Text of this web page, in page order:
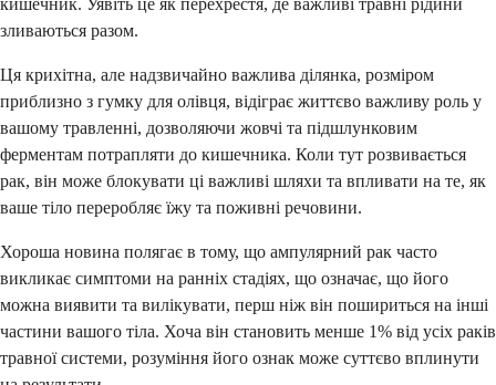
кишечник. Уявіть це як перехрестя, де важливі травні рідини
зливаються разом.
Ця крихітна, але надзвичайно важлива ділянка, розміром
приблизно з гумку для олівця, відіграє життєво важливу роль у
вашому травленні, дозволяючи жовчі та підшлунковим
ферментам потрапляти до кишечника. Коли тут розвивається
рак, він може блокувати ці важливі шляхи та впливати на те, як
ваше тіло переробляє їжу та поживні речовини.
Хороша новина полягає в тому, що ампулярний рак часто
викликає симптоми на ранніх стадіях, що означає, що його
можна виявити та вилікувати, перш ніж він пошириться на інші
частини вашого тіла. Хоча він становить менше 1% від усіх раків
травної системи, розуміння його ознак може суттєво вплинути